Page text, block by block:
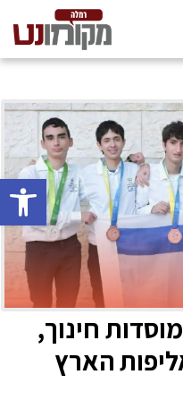
פתח
חינוך,
הארץ
בהיאבקות